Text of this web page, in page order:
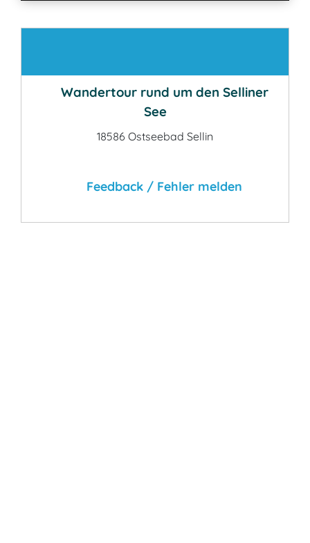
Wandertour rund um den Selliner
See
18586 Ostseebad Sellin
Feedback / Fehler melden